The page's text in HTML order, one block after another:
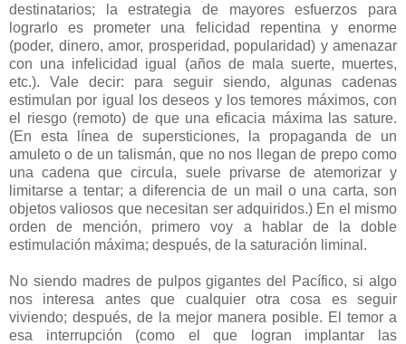
destinatarios; la estrategia de mayores esfuerzos para
lograrlo es prometer una felicidad repentina y enorme
(poder, dinero, amor, prosperidad, popularidad) y amenazar
con una infelicidad igual (años de mala suerte, muertes,
etc.). Vale decir: para seguir siendo, algunas cadenas
estimulan por igual los deseos y los temores máximos, con
el riesgo (remoto) de que una eficacia máxima las sature.
(En esta línea de supersticiones, la propaganda de un
amuleto o de un talismán, que no nos llegan de prepo como
una cadena que circula, suele privarse de atemorizar y
limitarse a tentar; a diferencia de un mail o una carta, son
objetos valiosos que necesitan ser adquiridos.) En el mismo
orden de mención, primero voy a hablar de la doble
estimulación máxima; después, de la saturación liminal.
No siendo madres de pulpos gigantes del Pacífico, si algo
nos interesa antes que cualquier otra cosa es seguir
viviendo; después, de la mejor manera posible. El temor a
esa interrupción (como el que logran implantar las